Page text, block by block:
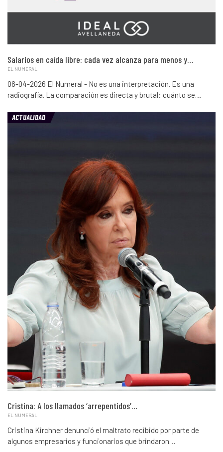
Salarios en caída libre: cada vez alcanza para menos y…
EL NUMERAL
06-04-2026 El Numeral - No es una interpretación. Es una
radiografía. La comparación es directa y brutal: cuánto se…
ACTUALIDAD
Cristina: A los llamados ‘arrepentidos’…
EL NUMERAL
Cristina Kirchner denunció el maltrato recibido por parte de
algunos empresarios y funcionarios que brindaron…